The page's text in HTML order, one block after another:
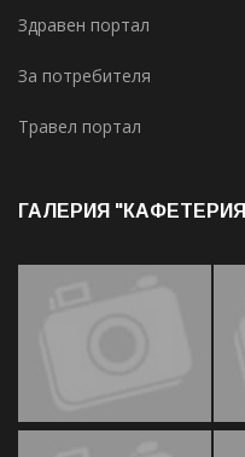
Здравен портал
За потребителя
Травел портал
ГАЛЕРИЯ